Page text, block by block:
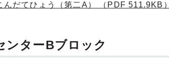
んだてひょう（第二A） （PDF 511.9KB）
ンターBブロック